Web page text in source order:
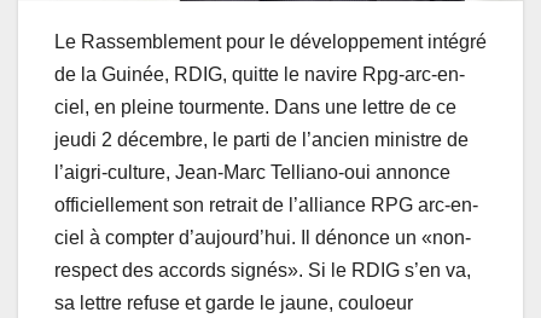
Le Rassemblement pour le développement intégré
de la Guinée, RDIG, quitte le navire Rpg-arc-en-
ciel, en pleine tourmente. Dans une lettre de ce
jeudi 2 décembre, le parti de l’ancien ministre de
l’aigri-culture, Jean-Marc Telliano-oui annonce
officiellement son retrait de l’alliance RPG arc-en-
ciel à compter d’aujourd’hui. Il dénonce un «non-
respect des accords signés». Si le RDIG s’en va,
sa lettre refuse et garde le jaune, couloeur